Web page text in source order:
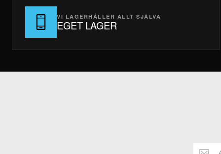
VI LAGERHÅLLER ALLT SJÄLVA
EGET LAGER
Håll